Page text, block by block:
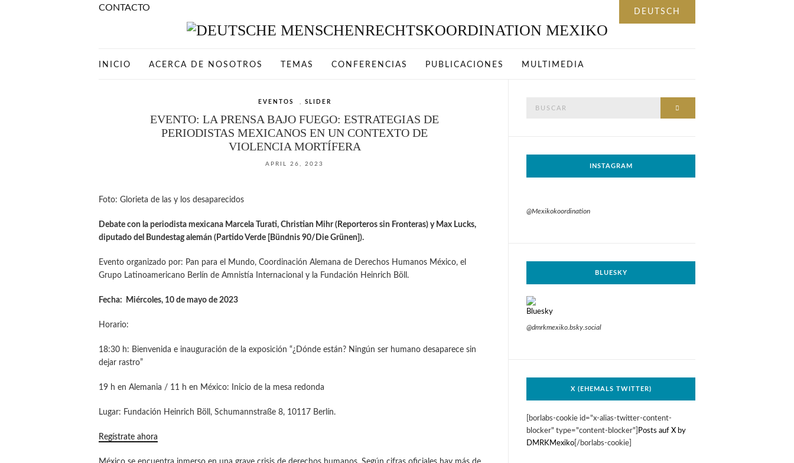
CONTACTO
INICIO ACERCA DE NOSOTROS TEMAS CONFERENCIAS PUBLICACIONES MULTIMEDIA
EVENTOS , SLIDER
EVENTO: LA PRENSA BAJO FUEGO: ESTRATEGIAS DE
PERIODISTAS MEXICANOS EN UN CONTEXTO DE
VIOLENCIA MORTÍFERA
APRIL 26, 2023
Foto: Glorieta de las y los desaparecidos
Debate con la periodista mexicana Marcela Turati, Christian Mihr (Reporteros sin Fronteras) y Max Lucks,
diputado del Bundestag alemán (Partido Verde [Bündnis 90/Die Grünen]).
Evento organizado por: Pan para el Mundo, Coordinación Alemana de Derechos Humanos México, el
Grupo Latinoamericano Berlín de Amnistía Internacional y la Fundación Heinrich Böll.
Fecha: Miércoles, 10 de mayo de 2023
Horario:
18:30 h: Bienvenida e inauguración de la exposición “¿Dónde están? Ningún ser humano desaparece sin
dejar rastro”
19 h en Alemania / 11 h en México: Inicio de la mesa redonda
Lugar: Fundación Heinrich Böll, Schumannstraße 8, 10117 Berlín.
Regístrate ahora
INSTAGRAM
@Mexikokoordination
BLUESKY
@dmrkmexiko.bsky.social
X (EHEMALS TWITTER)
[borlabs-cookie id="x-alias-twitter-content-
blocker" type="content-blocker"] Posts auf X by
DMRKMexiko [/borlabs-cookie]